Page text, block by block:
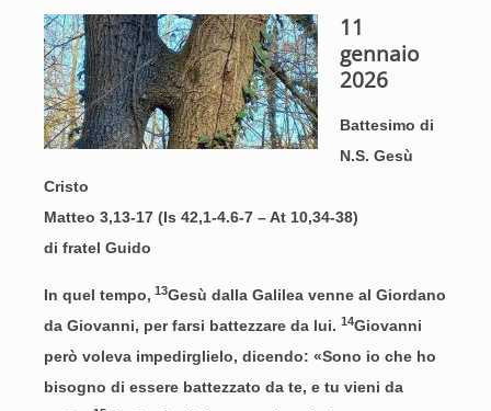
11
gennaio
2026
Battesimo di
N.S. Gesù
Cristo
Matteo 3,13-17 (Is 42,1-4.6-7 – At 10,34-38)
di fratel Guido
In quel tempo, 13Gesù dalla Galilea venne al Giordano
da Giovanni, per farsi battezzare da lui. 14Giovanni
però voleva impedirglielo, dicendo: «Sono io che ho
bisogno di essere battezzato da te, e tu vieni da